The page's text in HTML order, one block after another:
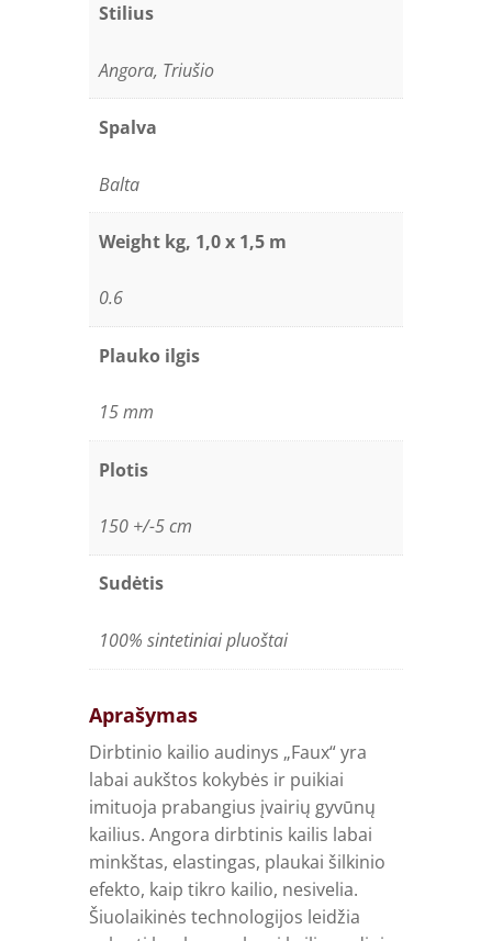
Stilius
Angora, Triušio
Spalva
Balta
Weight kg, 1,0 x 1,5 m
0.6
Plauko ilgis
15 mm
Plotis
150 +/-5 cm
Sudėtis
100% sintetiniai pluoštai
Aprašymas
Dirbtinio kailio audinys „Faux“ yra
labai aukštos kokybės ir puikiai
imituoja prabangius įvairių gyvūnų
kailius. Angora dirbtinis kailis labai
minkštas, elastingas, plaukai šilkinio
efekto, kaip tikro kailio, nesivelia.
Šiuolaikinės technologijos leidžia